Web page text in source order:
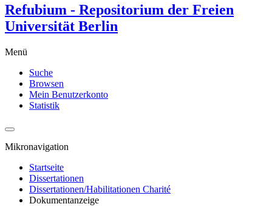
Refubium - Repositorium der Freien
Universität Berlin
Menü
Suche
Browsen
Mein Benutzerkonto
Statistik
Mikronavigation
Startseite
Dissertationen
Dissertationen/Habilitationen Charité
Dokumentanzeige